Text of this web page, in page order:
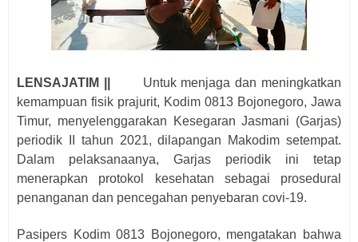
LENSAJATIM ||
Untuk menjaga dan meningkatkan
kemampuan fisik prajurit, Kodim 0813 Bojonegoro, Jawa
Timur, menyelenggarakan Kesegaran Jasmani (Garjas)
periodik II tahun 2021, dilapangan Makodim setempat.
Dalam pelaksanaanya, Garjas periodik ini tetap
menerapkan protokol kesehatan sebagai prosedural
penanganan dan pencegahan penyebaran covi-19.
Pasipers Kodim 0813 Bojonegoro, mengatakan bahwa